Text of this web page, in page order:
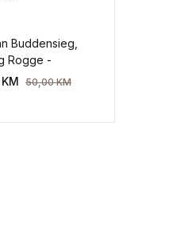
Buddensieg,
Rogge -
Peter
KM 50,00KM